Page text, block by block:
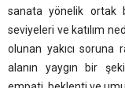
sanata yönelik ortak
seviyeleri ve katılım
olunan yakıcı
alanın yaygın bir